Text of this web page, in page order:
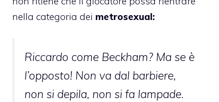
nella categoria dei metrosexual:
Riccardo come Beckham? Ma se è
l’opposto! Non va dal barbiere,
non si depila, non si fa lampade.